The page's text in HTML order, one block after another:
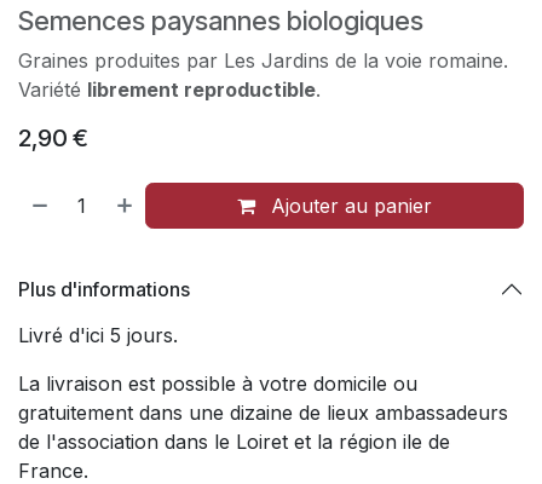
Semences paysannes biologiques
Graines produites par Les Jardins de la voie romaine.
Variété librement reproductible.
2,90 €
Ajouter au panier
Plus d'informations
Livré d'ici 5 jours.
La livraison est possible à votre domicile ou
gratuitement dans une dizaine de lieux ambassadeurs
de l'association dans le Loiret et la région ile de
France.